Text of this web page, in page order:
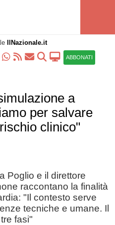
IlNazionale.it
ABBONATI
a
per salvare
clinico"
Poglio e il direttore
raccontano la finalità
"Il contesto serve
tecniche e umane. Il
fasi"